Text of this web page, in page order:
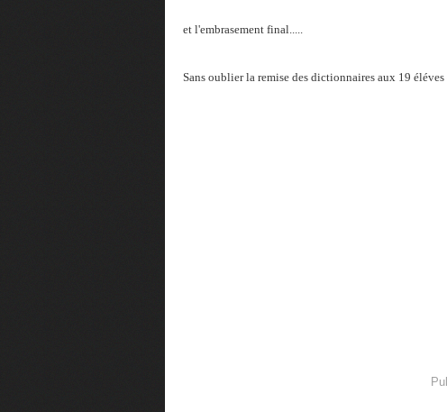
et l'embrasement final.....
Sans oublier la remise des dictionnaires aux 19